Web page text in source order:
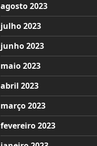
agosto 2023
julho 2023
junho 2023
maio 2023
abril 2023
março 2023
fevereiro 2023